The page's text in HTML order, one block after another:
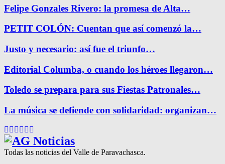
Felipe Gonzales Rivero: la promesa de Alta…
PETIT COLÓN: Cuentan que así comenzó la…
Justo y necesario: así fue el triunfo…
Editorial Columba, o cuando los héroes llegaron…
Toledo se prepara para sus Fiestas Patronales…
La música se defiende con solidaridad: organizan…
Facebook
Twitter
Instagram
Pinterest
Google
Todas las noticias del Valle de Paravachasca.